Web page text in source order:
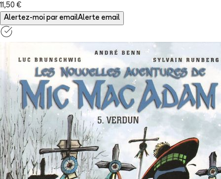
11,50 €
Alertez-moi par emailAlerte email